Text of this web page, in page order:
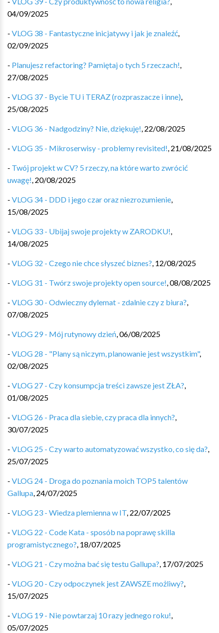
04/09/2025
- VLOG 38 - Fantastyczne inicjatywy i jak je znaleźć,
02/09/2025
- Planujesz refactoring? Pamiętaj o tych 5 rzeczach!,
27/08/2025
- VLOG 37 - Bycie TU i TERAZ (rozpraszacze i inne),
25/08/2025
- VLOG 36 - Nadgodziny? Nie, dziękuję!, 22/08/2025
- VLOG 35 - Mikroserwisy - problemy revisited!, 21/08/2025
- Twój projekt w CV? 5 rzeczy, na które warto zwrócić
uwagę!, 20/08/2025
- VLOG 34 - DDD i jego czar oraz niezrozumienie,
15/08/2025
- VLOG 33 - Ubijaj swoje projekty w ZARODKU!,
14/08/2025
- VLOG 32 - Czego nie chce słyszeć biznes?, 12/08/2025
- VLOG 31 - Twórz swoje projekty open source!,08/08/2025
- VLOG 30 - Odwieczny dylemat - zdalnie czy z biura?,
07/08/2025
- VLOG 29 - Mój rutynowy dzień,06/08/2025
- VLOG 28 - "Plany są niczym, planowanie jest wszystkim",
02/08/2025
- VLOG 27 - Czy konsumpcja treści zawsze jest ZŁA?,
01/08/2025
- VLOG 26 - Praca dla siebie, czy praca dla innych?,
30/07/2025
- VLOG 25 - Czy warto automatyzować wszystko, co się da?,
25/07/2025
- VLOG 24 - Droga do poznania moich TOP5 talentów
Gallupa, 24/07/2025
- VLOG 23 - Wiedza plemienna w IT, 22/07/2025
- VLOG 22 - Code Kata - sposób na poprawę skilla
programistycznego?, 18/07/2025
- VLOG 21 - Czy można bać się testu Gallupa?, 17/07/2025
- VLOG 20 - Czy odpoczynek jest ZAWSZE możliwy?,
15/07/2025
- VLOG 19 - Nie powtarzaj 10 razy jednego roku!,
05/07/2025